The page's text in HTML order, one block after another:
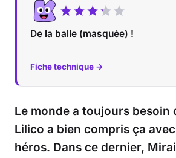
Jeux vidéo
Musique
Sortir
Sciences & Tech
De la balle (masquée) !
Fiche technique →
Le monde a toujours besoin
Lilico a bien compris ça
héros. Dans ce dernier,